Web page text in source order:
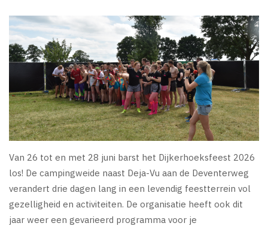
Van 26 tot en met 28 juni barst het Dijkerhoeksfeest 2026
los! De campingweide naast Deja-Vu aan de Deventerweg
verandert drie dagen lang in een levendig feestterrein vol
gezelligheid en activiteiten. De organisatie heeft ook dit
jaar weer een gevarieerd programma voor je